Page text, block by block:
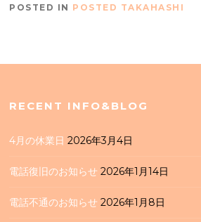
POSTED IN POSTED TAKAHASHI
RECENT INFO&BLOG
4月の休業日 2026年3月4日
電話復旧のお知らせ 2026年1月14日
電話不通のお知らせ 2026年1月8日